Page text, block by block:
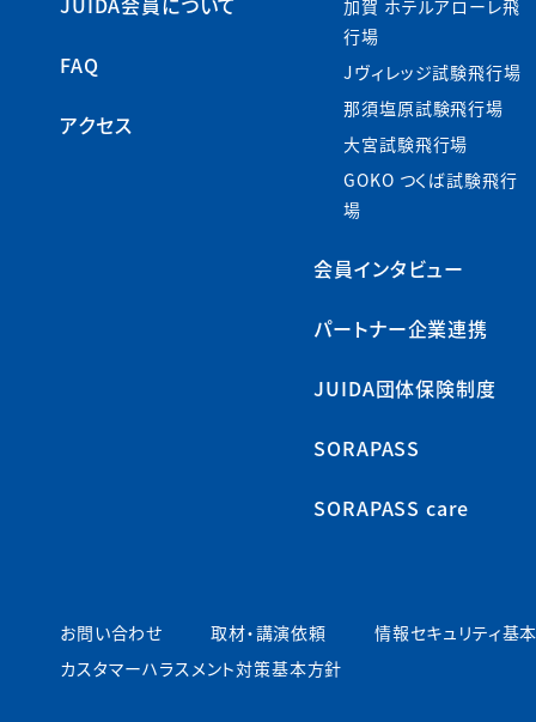
FAQ
アクセス
加賀 ホテルアローレ飛
行場
Jヴィレッジ試験飛行場
那須塩原試験飛行場
大宮試験飛行場
GOKO つくば試験飛行
場
会員インタビュー
パートナー企業連携
JUIDA団体保険制度
SORAPASS
SORAPASS care
お問い合わせ 取材・講演依頼 情報セキュリティ基
カスタマーハラスメント対策基本方針